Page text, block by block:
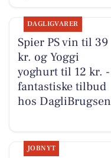
DAGLIGVARER
Spier PS vin til 39
kr. og Yoggi
yoghurt til 12 kr. -
fantastiske tilbud
hos DagliBrugsen
JOBNYT